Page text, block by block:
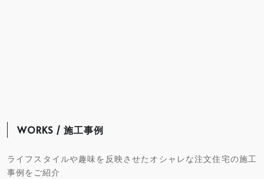
WORKS / 施工事例
ライフスタイルや趣味を反映させたオシャレな注文住宅の施工
事例をご紹介